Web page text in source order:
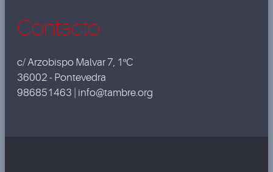
Contacto
c/ Arzobispo Malvar 7, 1ºC
36002 - Pontevedra
986851463 | info@tambre.org